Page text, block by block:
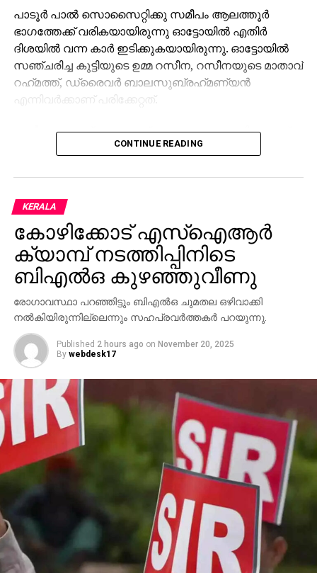
പാടൂര്‍ പാല്‍ സൊസൈറ്റിക്കു സമീപം ആലത്തൂര്‍
ഭാഗത്തേക്ക് വരികയായിരുന്നു ഓട്ടോയില്‍ എതിര്‍
ദിശയില്‍ വന്ന കാര്‍ ഇടിക്കുകയായിരുന്നു. ഓട്ടോയില്‍
സഞ്ചരിച്ച കുട്ടിയുടെ ഉമ്മ റസീന, റസീനയുടെ മാതാവ്
റഹ്‌മത്ത്, ഡ്രൈവര്‍ ബാലസുബ്രഹ്‌മണ്യന്‍
എന്നിവര്‍ക്കാണ് പരിക്കേറ്റത്.
റസീനയും റഹ്‌മത്തുമാണ് ഗുരുതരാവസ്ഥയിലുള്ളത്.
ഇവര്‍ ഇരട്ടക്കുളത്തെ സ്വകാര്യ ആശുപത്രിയില്‍
റെജിയെ ആലത്തൂര്‍ പൊലീസ് കസ്റ്റഡിയിലെടുത്തു.
CONTINUE READING
KERALA
കോഴിക്കോട് എസ്‌ഐആര്‍
ക്യാമ്പ് നടത്തിപ്പിനിടെ
ബിഎല്‍ഒ കുഴഞ്ഞുവീണു
രോഗാവസ്ഥാ പറഞ്ഞിട്ടും ബിഎല്‍ഒ ചുമതല ഒഴിവാക്കി
നല്‍കിയിരുന്നില്ലെന്നും സഹപ്രവര്‍ത്തകര്‍ പറയുന്നു.
Published 2 hours ago on November 20, 2025
By webdesk17